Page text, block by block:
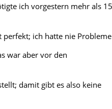
ich vorgestern mehr als 15
ich hatte nie
war aber vor den
damit gibt es also keine